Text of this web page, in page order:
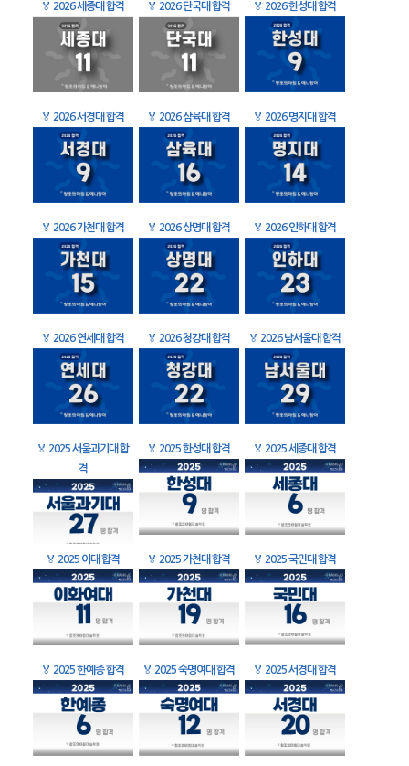
🏅 2026 세종대 합격 🏅 2026 단국대 합격 🏅 2026 한성대 합격
🏅 2026 서경대 합격 🏅 2026 삼육대 합격 🏅 2026 명지대 합격
🏅 2026 가천대 합격 🏅 2026 상명대 합격 🏅 2026 인하대 합격
🏅 2026 연세대 합격 🏅 2026 청강대 합격 🏅 2026 남서울대 합격
🏅 2025 서울과기대 합
격
🏅 2025 한성대 합격 🏅 2025 세종대 합격
🏅 2025 이대 합격 🏅 2025 가천대 합격 🏅 2025 국민대 합격
🏅 2025 한예종 합격 🏅 2025 숙명여대 합격 🏅 2025 서경대 합격